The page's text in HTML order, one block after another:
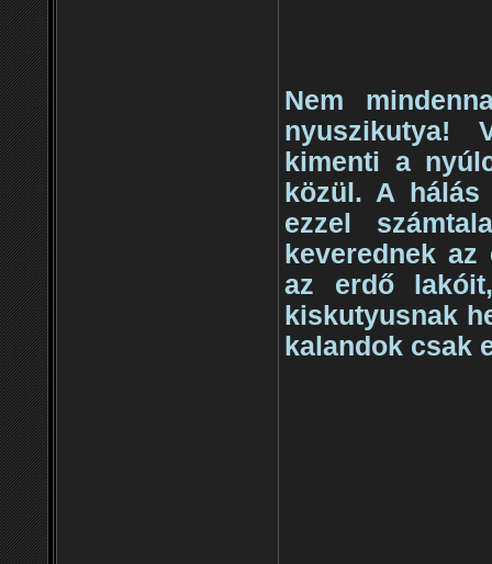
Nem
nyuszikutya!
kimenti a
közül. A
ezzel
keverednek
az erdő
kiskutyusnak
kalandok csak